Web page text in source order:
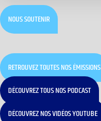
NOUS SOUTENIR
RETROUVEZ TOUTES NOS ÉMISSIONS
DÉCOUVREZ TOUS NOS PODCAST
DÉCOUVREZ NOS VIDÉOS YOUTUBE